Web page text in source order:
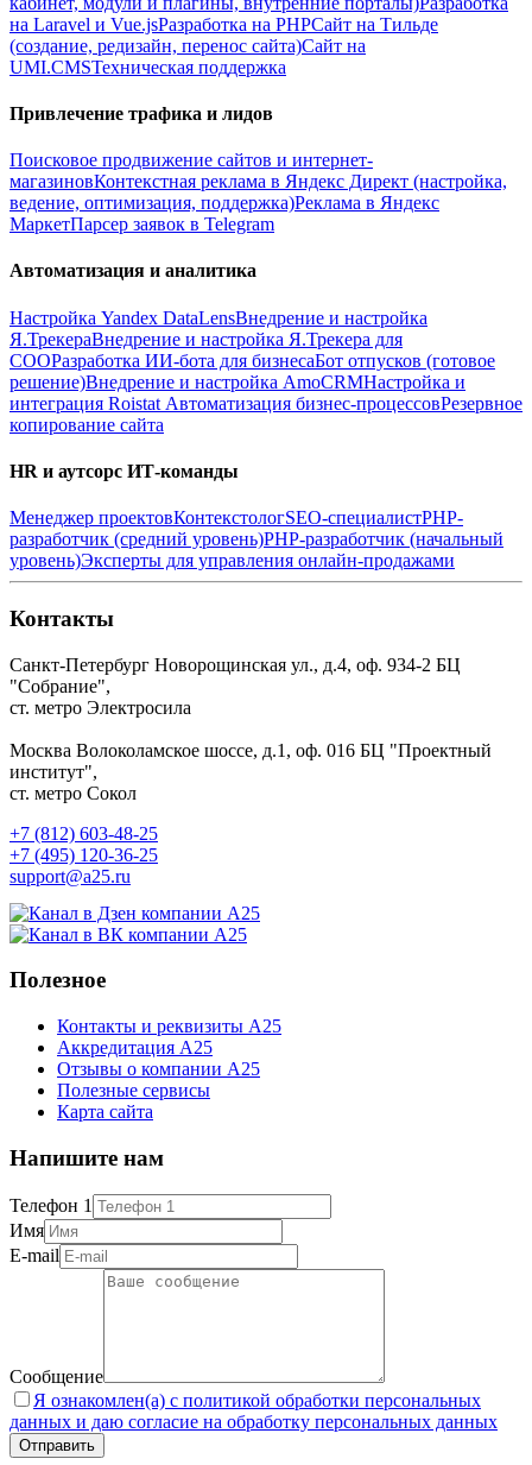
на Laravel и Vue.jsРазработка на PHPСайт на Тильде
(создание, редизайн, перенос сайта)Сайт на
UMI.CMSТехническая поддержка
Привлечение трафика и лидов
Поисковое продвижение сайтов и интернет-
магазиновКонтекстная реклама в Яндекс Директ (настройка,
ведение, оптимизация, поддержка)Реклама в Яндекс
МаркетПарсер заявок в Telegram
Автоматизация и аналитика
Настройка Yandex DataLensВнедрение и настройка
Я.ТрекераВнедрение и настройка Я.Трекера для
СООРазработка ИИ-бота для бизнесаБот отпусков (готовое
решение)Внедрение и настройка AmoCRMНастройка и
интеграция Roistat Автоматизация бизнес-процессовРезервное
копирование сайта
HR и аутсорс ИТ-команды
Менеджер проектовКонтекстологSEO-специалистPHP-
разработчик (средний уровень)PHP-разработчик (начальный
уровень)Эксперты для управления онлайн-продажами
Контакты
Санкт-Петербург Новорощинская ул., д.4, оф. 934-2 БЦ
"Собрание",
ст. метро Электросила
Москва Волоколамское шоссе, д.1, оф. 016 БЦ "Проектный
институт",
ст. метро Сокол
+7 (812) 603-48-25
+7 (495) 120-36-25
support@a25.ru
Полезное
Контакты и реквизиты А25
Аккредитация А25
Отзывы о компании А25
Полезные сервисы
Карта сайта
Напишите нам
Телефон 1
Имя
E-mail
Сообщение
Я ознакомлен(а) с политикой обработки персональных
данных и даю согласие на обработку персональных данных